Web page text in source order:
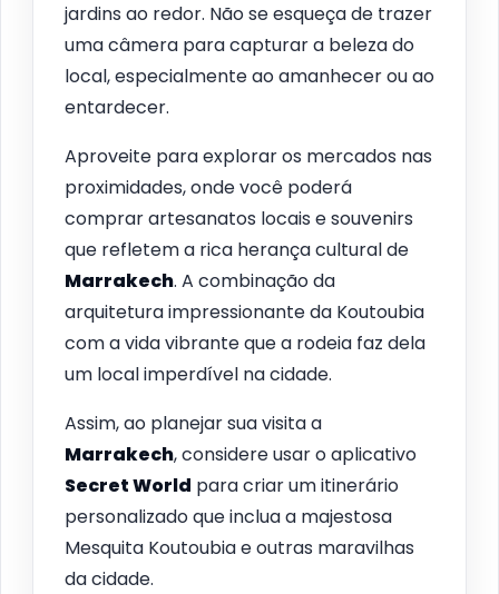
jardins ao redor. Não se esqueça de trazer
uma câmera para capturar a beleza do
local, especialmente ao amanhecer ou ao
entardecer.
Aproveite para explorar os mercados nas
proximidades, onde você poderá
comprar artesanatos locais e souvenirs
que refletem a rica herança cultural de
Marrakech. A combinação da
arquitetura impressionante da Koutoubia
com a vida vibrante que a rodeia faz dela
um local imperdível na cidade.
Assim, ao planejar sua visita a
Marrakech, considere usar o aplicativo
Secret World para criar um itinerário
personalizado que inclua a majestosa
Mesquita Koutoubia e outras maravilhas
da cidade.